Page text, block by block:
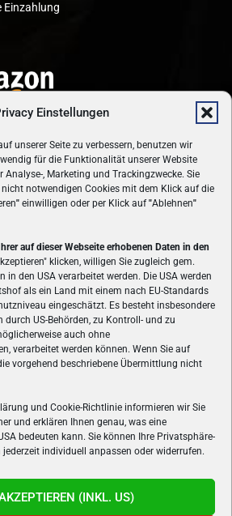
Einstellungen
unserer Seite zu verbessern, benutzen wir
für die Funktionalität unserer Website
, Marketing und Trackingzwecke. Sie
notwendigen Cookies mit dem Klick auf die
" einwilligen oder per Klick auf"Ablehnen"
auf dieser Webseite erhobenen Daten in den
klicken, willigen Sie zugleich gem.
in den USA verarbeitet werden. Die USA werden
als ein Land mit einem nach EU-Standards
eingeschätzt. Es besteht insbesondere
durch US-Behörden, zu Kontroll- und zu
auch ohne
verarbeitet werden können. Wenn Sie auf
vorgehend beschriebene Übermittlung nicht
und Cookie-Richtlinie informieren wir Sie
und erklären Ihnen genau, was eine
bedeuten kann. Sie können Ihre Privatsphäre-
individuell anpassen oder widerrufen.
(INKL. US)
Einzahlung
ÜBER UNS
GAMER! Gamers.at ist das älteste Online-
und bringt täglich aktuelle News,
zu PC- und Konsolenspielen, Gaming-
aus der Welt des e-Sport's.
FOLGE UNS